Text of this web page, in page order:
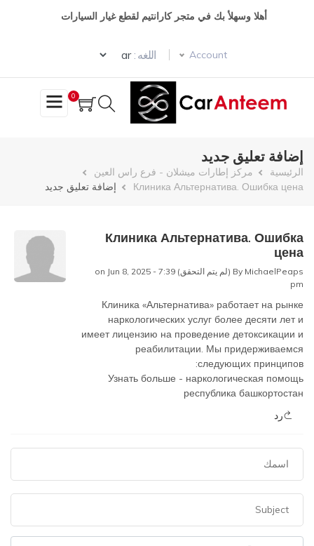
أهلا وسهلأ بك في متجر كارانتيم لقطع غيار السيارات
Account اللغه :
Select your language
0
إضافة تعليق جديد
مسار
الرئيسية
مركز إطارات ميشلان - فرع راس العين
Клиника Альтернатива. Ошибка цена
إضافة تعليق جديد
Клиника Альтернатива. Ошибка
цена
By MichaelPeaps (لم يتم التحقق)
on Jun 8, 2025 - 7:39
pm
Клиника «Альтернатива» работает на рынке
наркологических услуг более десяти лет и
имеет лицензию на проведение детоксикации и
реабилитации. Мы придерживаемся
следующих принципов:
Узнать больше - наркологическая помощь
республика башкортостан
رد